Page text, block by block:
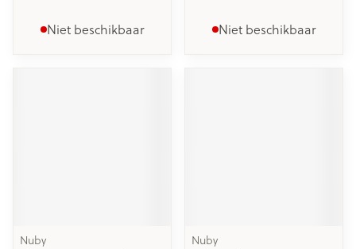
Niet beschikbaar Niet beschikbaar
Nuby
Nuby